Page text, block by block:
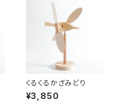
くるくるかざみどり
¥3,850